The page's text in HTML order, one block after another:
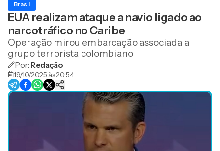
narcotráfico no Caribe
Brasil
EUA realizam ataque a navio ligado ao
narcotráfico no Caribe
Operação mirou embarcação associada a
grupo terrorista colombiano
Por: Redação
19/10/2025 às 20:54